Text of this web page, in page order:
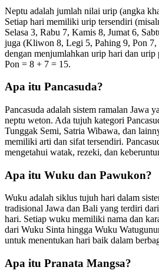
Neptu adalah jumlah nilai urip (angka
Setiap hari memiliki urip tersendiri
Selasa 3, Rabu 7, Kamis 8, Jumat 6,
juga (Kliwon 8, Legi 5, Pahing 9, Pon 7,
dengan menjumlahkan urip hari dan urip
Pon = 8 + 7 = 15.
Apa itu Pancasuda?
Pancasuda adalah sistem ramalan Jawa
neptu weton. Ada tujuh kategori
Tunggak Semi, Satria Wibawa, dan
memiliki arti dan sifat tersendiri.
mengetahui watak, rezeki, dan
Apa itu Wuku dan Pawukon?
Wuku adalah siklus tujuh hari dalam
tradisional Jawa dan Bali yang terdiri
hari. Setiap wuku memiliki nama dan
dari Wuku Sinta hingga Wuku
untuk menentukan hari baik dalam
Apa itu Pranata Mangsa?